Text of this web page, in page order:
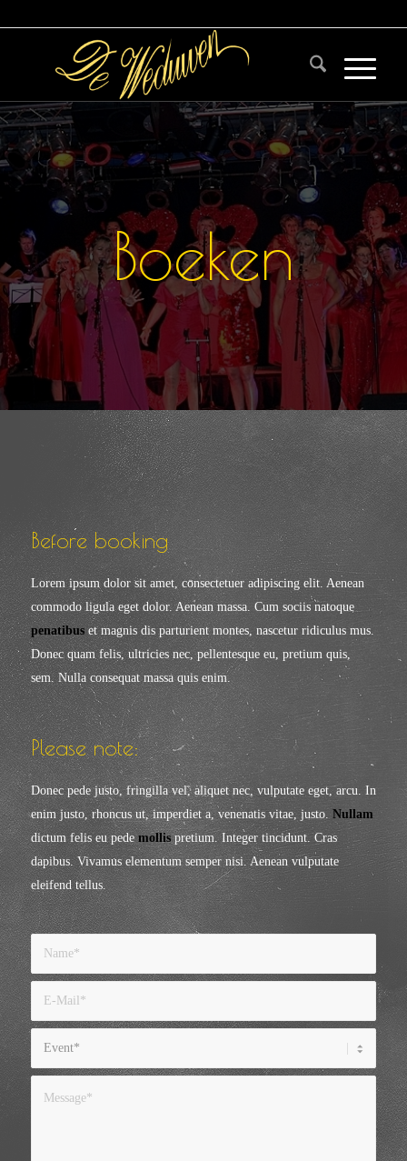
Boeken
Before booking
Lorem ipsum dolor sit amet, consectetuer adipiscing elit. Aenean
commodo ligula eget dolor. Aenean massa. Cum sociis natoque
penatibuset magnis dis parturient montes, nascetur ridiculus mus.
Donec quam felis, ultricies nec, pellentesque eu, pretium quis,
sem. Nulla consequat massa quis enim.
Please note:
Donec pede justo, fringilla vel, aliquet nec, vulputate eget, arcu. In
enim justo, rhoncus ut, imperdiet a, venenatis vitae, justo. Nullam
dictum felis eu pedemollispretium. Integer tincidunt. Cras
dapibus. Vivamus elementum semper nisi. Aenean vulputate
eleifend tellus.